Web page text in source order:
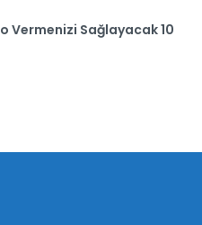
Vermenizi Sağlayacak 10